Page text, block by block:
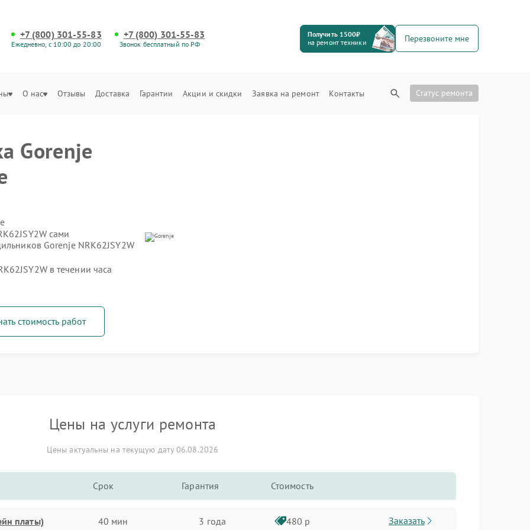
+7 (800) 301-55-83
Ежедневно, с 10:00 до 20:00
+7 (800) 301-55-83
Звонок бесплатный по РФ
Получить 1500₽
на ремонт техники
Перезвоните мне
О нас Отзывы Доставка Гарантии Акции и скидки Заявка на ремонт Контакты Статус ремонта
Gorenje
сами
Gorenje NRK62JSY2W
в течении часа
стоимость работ
Цены на услуги ремонта
Цены актуальны на текущую дату 06.08.2026
Срок Гарантия Стоимость
платы) 40 мин 3 года 480 р Заказать